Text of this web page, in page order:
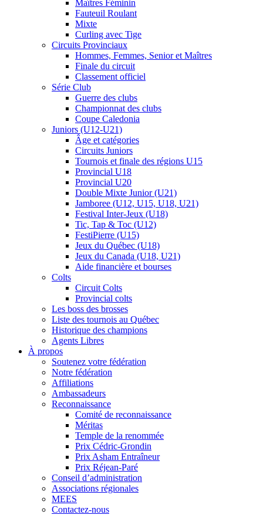
Maîtres Féminin
Fauteuil Roulant
Mixte
Curling avec Tige
Circuits Provinciaux
Hommes, Femmes, Senior et Maîtres
Finale du circuit
Classement officiel
Série Club
Guerre des clubs
Championnat des clubs
Coupe Caledonia
Juniors (U12-U21)
Âge et catégories
Circuits Juniors
Tournois et finale des régions U15
Provincial U18
Provincial U20
Double Mixte Junior (U21)
Jamboree (U12, U15, U18, U21)
Festival Inter-Jeux (U18)
Tic, Tap & Toc (U12)
FestiPierre (U15)
Jeux du Québec (U18)
Jeux du Canada (U18, U21)
Aide financière et bourses
Colts
Circuit Colts
Provincial colts
Les boss des brosses
Liste des tournois au Québec
Historique des champions
Agents Libres
À propos
Soutenez votre fédération
Notre fédération
Affiliations
Ambassadeurs
Reconnaissance
Comité de reconnaissance
Méritas
Temple de la renommée
Prix Cédric-Grondin
Prix Asham Entraîneur
Prix Réjean-Paré
Conseil d’administration
Associations régionales
MEES
Contactez-nous